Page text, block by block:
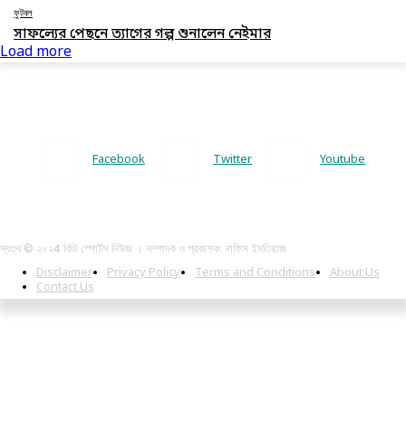
ফুটবল
সাফল্যের পেছনে ত্যাগের গল্প শুনালেন নেইমার
Load more
Facebook Twitter Youtube
স্বত্ব © ২০২4 বিডি স্পোর্টস নিউজ । সম্পাদক ও প্রকাশক: নাফিস ইমতিয়াজ
Disclaimer Privacy Policy Terms and Conditions
About Us
Contact Us